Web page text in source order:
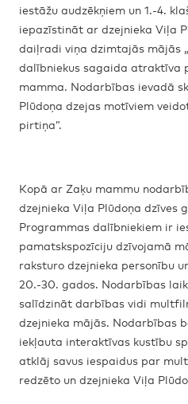
iestāžu audzēkņiem un 1.-4.
iepazīstināt ar dzejnieka Viļa
daiļradi viņa dzimtajās mājās
dalībniekus sagaida atraktīva
mamma. Nodarbības ievadā
Plūdoņa dzejas motīviem
pirtiņa”.
Kopā ar Zaķu mammu
dzejnieka Viļa Plūdoņa dzīves
Programmas dalībniekiem ir
pamatskspozīciju dzīvojamā
raksturo dzejnieka personību
20.-30. gados. Nodarbības
salīdzināt darbības vidi
dzejnieka mājās. Nodarbības
iekļauta interaktīvas kustību
atklāj savus iespaidus par
redzēto un dzejnieka Viļa